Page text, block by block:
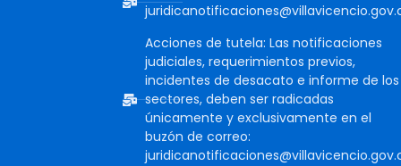
Acciones de tutela: Las notificaciones
judiciales, requerimientos previos,
incidentes de desacato e informe de los
sectores, deben ser radicadas
únicamente y exclusivamente en el
buzón de correo: